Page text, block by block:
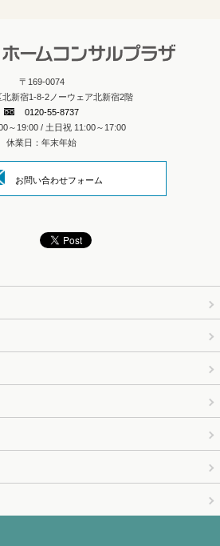
〒169-0074
北新宿1-8-2ノーウェア北新宿2階
0120-55-8737
～19:00 / 土日祝 11:00～17:00
休業日：年末年始
お問い合わせフォーム